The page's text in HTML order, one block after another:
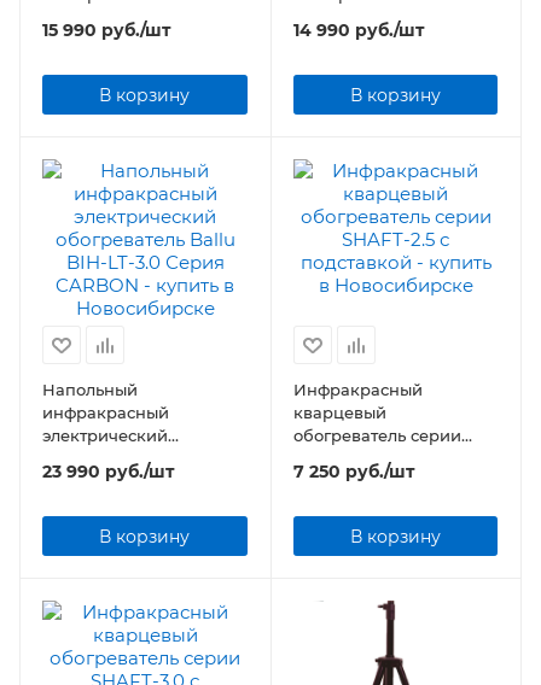
обогреватель Ballu BIH-
LL-2.1 Серия CARBON
15 990 руб./шт
В корзину
обогреватель Ballu BIH-
LL-2.1-S Серия CARBON
14 990 руб./шт
В корзину
Напольный
инфракрасный
электрический
обогреватель Ballu BIH-
LT-3.0 Серия CARBON
23 990 руб./шт
В корзину
Инфракрасный
кварцевый
обогреватель серии
SHAFT-2.5 с подставкой
7 250 руб./шт
В корзину